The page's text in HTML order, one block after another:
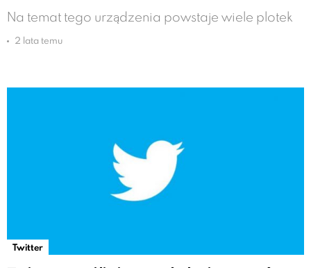
Na temat tego urządzenia powstaje wiele plotek
2 lata temu
Twitter